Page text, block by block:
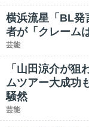
横浜流星「BL発
者が「クレーム
芸能
「山田涼介が
ムツアー大成功
騒然
芸能